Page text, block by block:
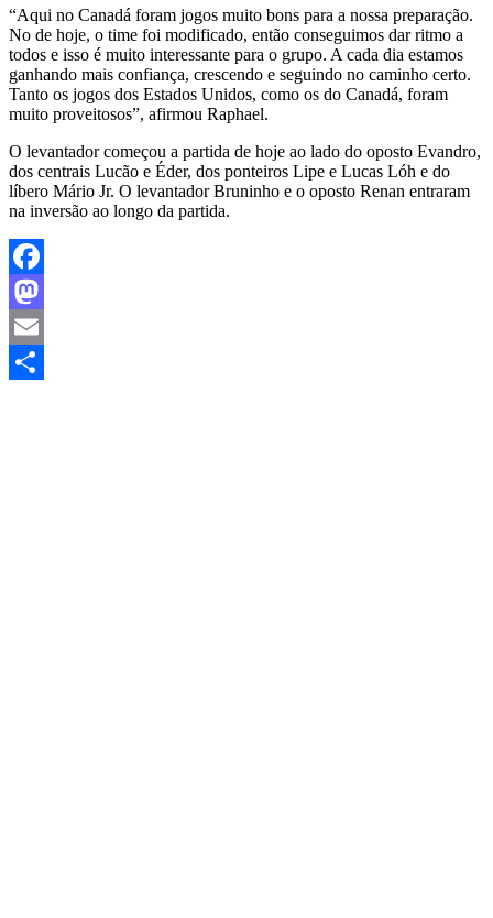
“Aqui no Canadá foram jogos muito bons para a nossa preparação.
No de hoje, o time foi modificado, então conseguimos dar ritmo a
todos e isso é muito interessante para o grupo. A cada dia estamos
ganhando mais confiança, crescendo e seguindo no caminho certo.
Tanto os jogos dos Estados Unidos, como os do Canadá, foram
muito proveitosos”, afirmou Raphael.
O levantador começou a partida de hoje ao lado do oposto Evandro,
dos centrais Lucão e Éder, dos ponteiros Lipe e Lucas Lóh e do
líbero Mário Jr. O levantador Bruninho e o oposto Renan entraram
na inversão ao longo da partida.
Facebook
Mastodon
Email